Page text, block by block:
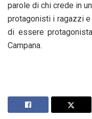
parole di chi crede in
protagonisti i ragazzi
di essere
Campana.